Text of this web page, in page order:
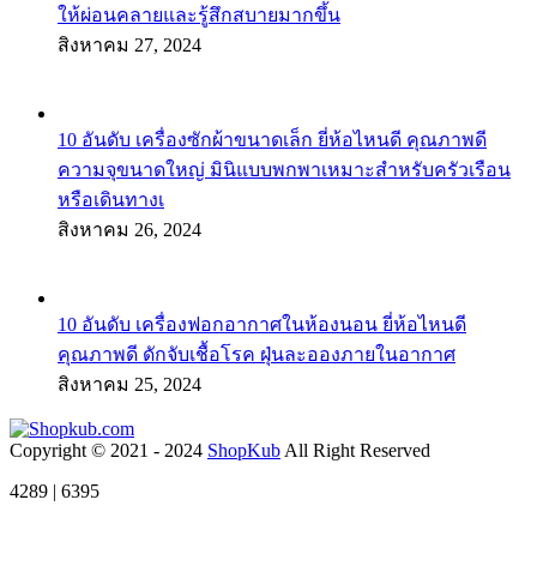
ให้ผ่อนคลายและรู้สึกสบายมากขึ้น
สิงหาคม 27, 2024
10 อันดับ เครื่องซักผ้าขนาดเล็ก ยี่ห้อไหนดี คุณภาพดี
ความจุขนาดใหญ่ มินิแบบพกพาเหมาะสําหรับครัวเรือน
หรือเดินทางเ
สิงหาคม 26, 2024
10 อันดับ เครื่องฟอกอากาศในห้องนอน ยี่ห้อไหนดี
คุณภาพดี ดักจับเชื้อโรค ฝุ่นละอองภายในอากาศ
สิงหาคม 25, 2024
Copyright © 2021 - 2024 ShopKub All Right Reserved
4289 | 6395